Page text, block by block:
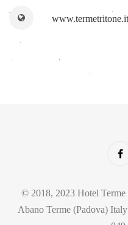
© 2018, 2023 Hotel
Abano Terme (Padova)